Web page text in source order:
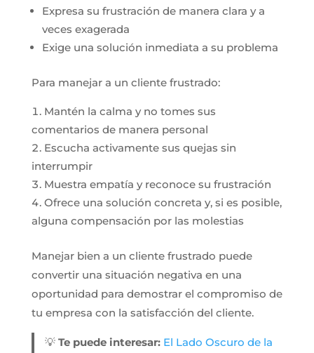
Expresa su frustración de manera clara y a
veces exagerada
Exige una solución inmediata a su problema
Para manejar a un cliente frustrado:
Mantén la calma y no tomes sus
comentarios de manera personal
Escucha activamente sus quejas sin
interrumpir
Muestra empatía y reconoce su frustración
Ofrece una solución concreta y, si es posible,
alguna compensación por las molestias
Manejar bien a un cliente frustrado puede
convertir una situación negativa en una
oportunidad para demostrar el compromiso de
tu empresa con la satisfacción del cliente.
💡Te puede interesar: El Lado Oscuro de la